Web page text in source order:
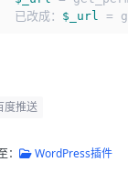
已改成： $_url =
度推送
： WordPress插件